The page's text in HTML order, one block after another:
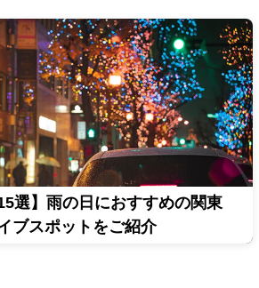
選】雨の日におすすめの関東
ブスポットをご紹介